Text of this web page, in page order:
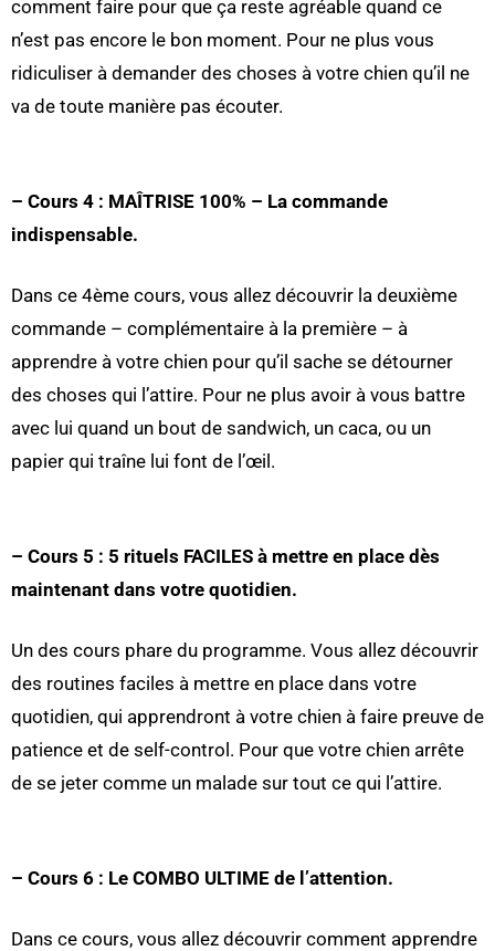
comment faire pour que ça reste agréable quand ce
n’est pas encore le bon moment. Pour ne plus vous
ridiculiser à demander des choses à votre chien qu’il ne
va de toute manière pas écouter.
– Cours 4 : MAÎTRISE 100% – La commande
indispensable.
Dans ce 4ème cours, vous allez découvrir la deuxième
commande – complémentaire à la première – à
apprendre à votre chien pour qu’il sache se détourner
des choses qui l’attire. Pour ne plus avoir à vous battre
avec lui quand un bout de sandwich, un caca, ou un
papier qui traîne lui font de l’œil.
– Cours 5 : 5 rituels FACILES à mettre en place dès
maintenant dans votre quotidien.
Un des cours phare du programme. Vous allez découvrir
des routines faciles à mettre en place dans votre
quotidien, qui apprendront à votre chien à faire preuve de
patience et de self-control. Pour que votre chien arrête
de se jeter comme un malade sur tout ce qui l’attire.
– Cours 6 : Le COMBO ULTIME de l’attention.
Dans ce cours, vous allez découvrir comment apprendre